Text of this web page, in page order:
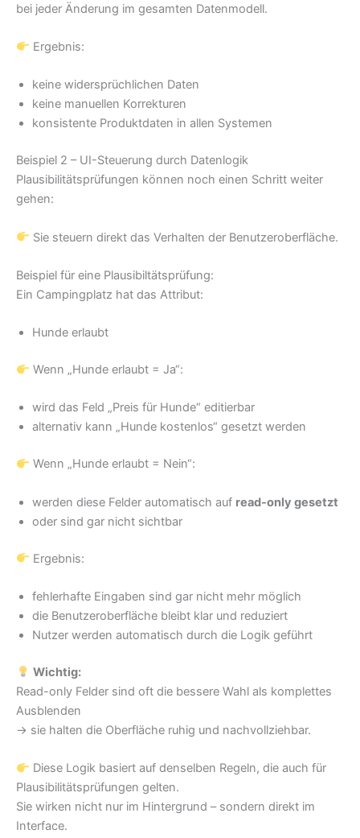
bei jeder Änderung im gesamten Datenmodell.
Ergebnis:
keine widersprüchlichen Daten
keine manuellen Korrekturen
konsistente Produktdaten in allen Systemen
Beispiel 2 – UI-Steuerung durch Datenlogik
Plausibilitätsprüfungen können noch einen Schritt weiter
gehen:
Sie steuern direkt das Verhalten der Benutzeroberfläche.
Beispiel für eine Plausibiltätsprüfung:
Ein Campingplatz hat das Attribut:
Hunde erlaubt
Wenn „Hunde erlaubt = Ja“:
wird das Feld „Preis für Hunde“ editierbar
alternativ kann „Hunde kostenlos“ gesetzt werden
Wenn „Hunde erlaubt = Nein“:
werden diese Felder automatisch auf read-only gesetzt
oder sind gar nicht sichtbar
Ergebnis:
fehlerhafte Eingaben sind gar nicht mehr möglich
die Benutzeroberfläche bleibt klar und reduziert
Nutzer werden automatisch durch die Logik geführt
Wichtig:
Read-only Felder sind oft die bessere Wahl als komplettes
Ausblenden
→ sie halten die Oberfläche ruhig und nachvollziehbar.
Diese Logik basiert auf denselben Regeln, die auch für
Plausibilitätsprüfungen gelten.
Sie wirken nicht nur im Hintergrund – sondern direkt im
Interface.